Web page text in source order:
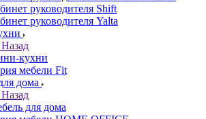
руководителя Shift
руководителя Yalta
Назад
кухни
мебели Fit
дома
Назад
для дома